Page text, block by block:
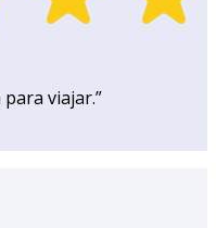
viajar.”